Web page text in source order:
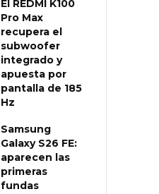
El REDMI K100
Pro Max
recupera el
subwoofer
integrado y
apuesta por
pantalla de 185
Hz
Samsung
Galaxy S26 FE:
aparecen las
primeras
fundas